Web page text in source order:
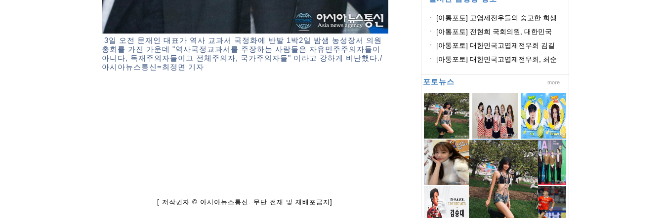
3일 오전 문재인 대표가 역사 교과서 국정화에 반발 1박2일 밤샘 농성장서 의원
총회를 가진 가운데 "역사국정교과서를 주장하는 사람들은 자유민주주의자들이
아니다, 독재주의자들이고 전체주의자, 국가주의자들" 이라고 강하게 비난했다./
아시아뉴스통신=최정면 기자
[ 저작권자 © 아시아뉴스통신. 무단 전재 및 재배포금지]
[아통포토] 고엽제전우들의 숭고한 희생
[아통포토] 전현희 국회의원, 대한민국
[아통포토] 대한민국고엽제전우회 김길
[아통포토] 대한민국고엽제전우회, 최순
포토뉴스 more